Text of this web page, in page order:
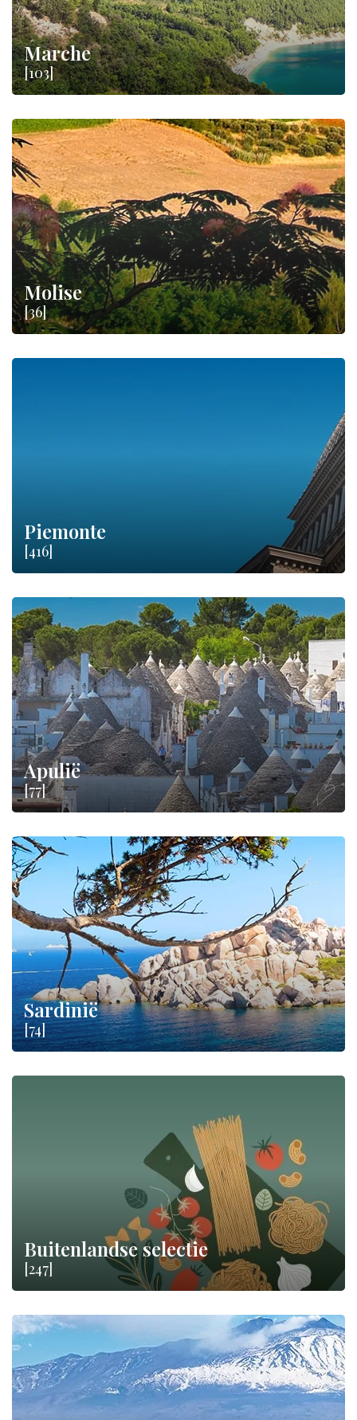
Marche
[103]
Molise
[36]
Piemonte
[416]
Apulië
[77]
Sardinië
[74]
Buitenlandse selectie
[247]